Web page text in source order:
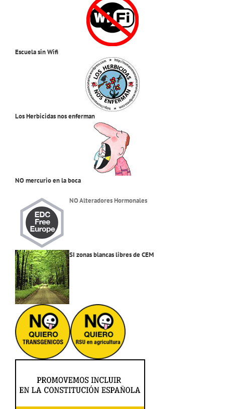
Escuela sin Wifi
Los Herbicidas nos enferman
NO mercurio en la boca
NO Alteradores Hormonales
SI zonas blancas libres de CEM